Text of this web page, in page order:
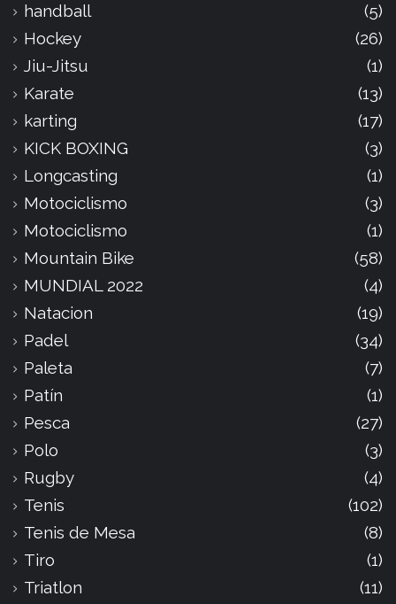
handball
(5)
Hockey
(26)
Jiu-Jitsu
(1)
Karate
(13)
karting
(17)
KICK BOXING
(3)
Longcasting
(1)
Motociclismo
(3)
Motociclismo
(1)
Mountain Bike
(58)
MUNDIAL 2022
(4)
Natacion
(19)
Padel
(34)
Paleta
(7)
Patín
(1)
Pesca
(27)
Polo
(3)
Rugby
(4)
Tenis
(102)
Tenis de Mesa
(8)
Tiro
(1)
Triatlon
(11)